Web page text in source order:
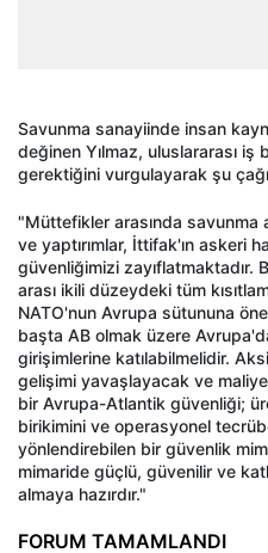
Savunma sanayiinde insan
değinen Yılmaz, uluslararası iş
gerektiğini vurgulayarak şu
"Müttefikler arasında savunma
ve yaptırımlar, İttifak'ın askeri
güvenliğimizi zayıflatmaktadır.
arası ikili düzeydeki tüm
NATO'nun Avrupa sütununa
başta AB olmak üzere
girişimlerine katılabilmelidir.
gelişimi yavaşlayacak ve
bir Avrupa-Atlantik güvenliği;
birikimini ve operasyonel
yönlendirebilen bir güvenlik
mimaride güçlü, güvenilir ve
almaya hazırdır."
FORUM TAMAMLANDI